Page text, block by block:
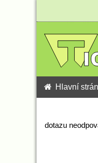
Hlavní
dotazu